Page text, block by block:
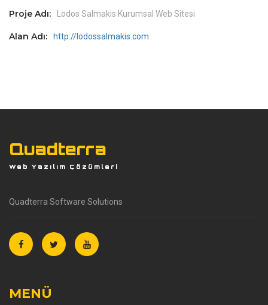
Proje Adı: Lodos Salmakis Kurumsal Web Sitesi
Alan Adı: http://lodossalmakis.com
Quadterra
Web Yazılım Çözümleri
Quadterra Software Solutions
MENÜ